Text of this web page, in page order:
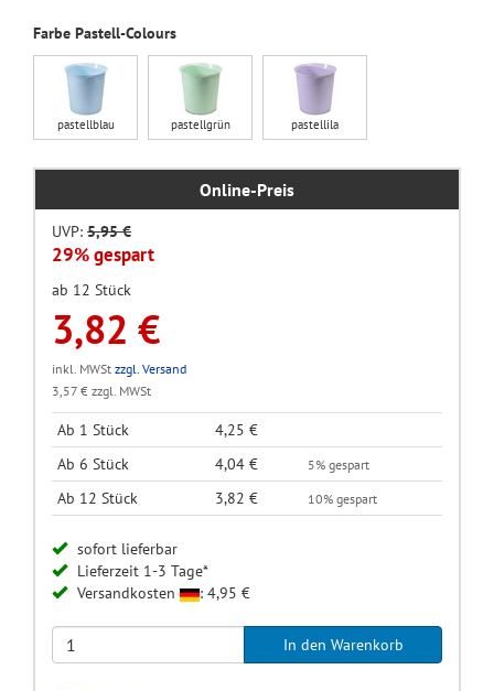
Farbe Pastell-Colours
pastellblau pastellgrün pastellila
Online-Preis
UVP: 5,95 €
29% gespart
ab 12 Stück
3,82 €
inkl. MWSt zzgl. Versand
3,57 € zzgl. MWSt
Ab 1 Stück
4,25 €
Ab 6 Stück
4,04 € 5% gespart
Ab 12 Stück 3,82 € 10% gespart
sofort lieferbar
Lieferzeit 1-3 Tage*
Versandkosten
: 4,95 €